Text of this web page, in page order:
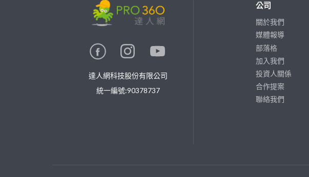
達人網科技股份有限公司
統一編號:90378737
公司
關於我們
媒體報導
部落格
加入我們
投資人關係
合作提案
聯絡我們